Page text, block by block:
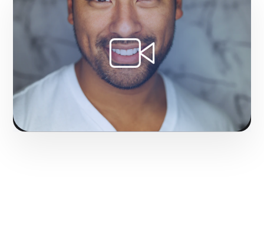
técnica de rótulos e pixels acompanhantes.
Maximizando o retorno sobre investimento em Belo
Horizonte.
Solicitar serviço